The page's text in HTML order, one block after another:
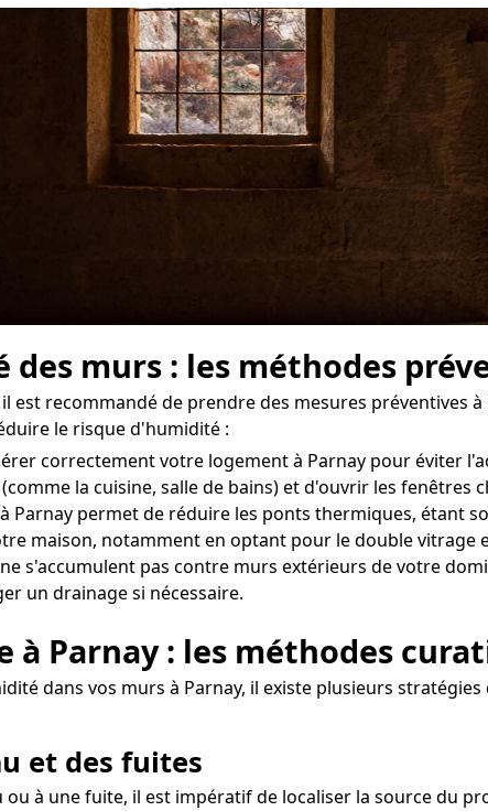
murs : les méthodes
est recommandé de prendre des mesures préventives
le risque d'humidité :
correctement votre logement à Parnay pour éviter
la cuisine, salle de bains) et d'ouvrir les fenêtres
Parnay permet de réduire les ponts thermiques, étant
maison, notamment en optant pour le double vitrage
s'accumulent pas contre murs extérieurs de votre
un drainage si nécessaire.
Parnay : les méthodes
dans vos murs à Parnay, il existe plusieurs
et des fuites
à une fuite, il est impératif de localiser la source du